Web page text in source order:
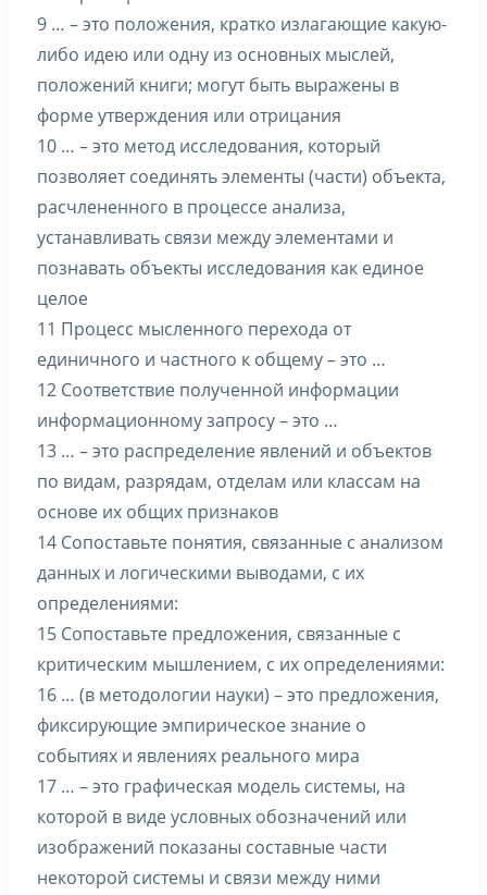
9 … – это положения, кратко излагающие какую-
либо идею или одну из основных мыслей,
положений книги; могут быть выражены в
форме утверждения или отрицания
10 … – это метод исследования, который
позволяет соединять элементы (части) объекта,
расчлененного в процессе анализа,
устанавливать связи между элементами и
познавать объекты исследования как единое
целое
11 Процесс мысленного перехода от
единичного и частного к общему – это …
12 Соответствие полученной информации
информационному запросу – это …
13 … – это распределение явлений и объектов
по видам, разрядам, отделам или классам на
основе их общих признаков
14 Сопоставьте понятия, связанные с анализом
данных и логическими выводами, с их
определениями:
15 Сопоставьте предложения, связанные с
критическим мышлением, с их определениями:
16 … (в методологии науки) – это предложения,
фиксирующие эмпирическое знание о
событиях и явлениях реального мира
17 … – это графическая модель системы, на
которой в виде условных обозначений или
изображений показаны составные части
некоторой системы и связи между ними